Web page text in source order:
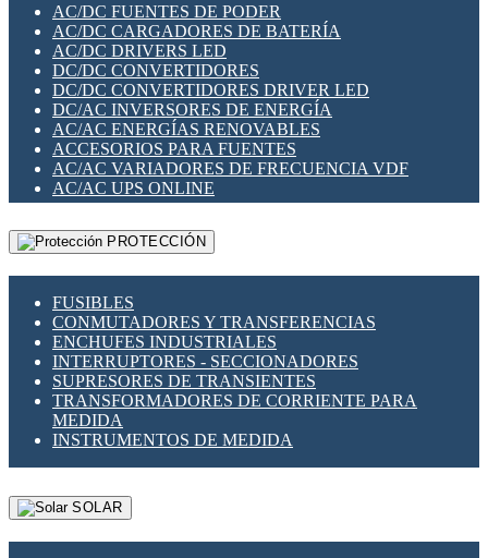
SWITCH Y MICROSWITCH
TARJETAS PI
UNIÓN Y DERIVACIÓN DE CABLE
PLACAS MODULARES IOT
SWITCHES Y REDES WIFI
SOLUCIONES IOT
SOLUCIONES LORAWAN
SOLUCIONES RED CELULAR
SEGURIDAD PARA REDES
SWITCHES LAN
TELEFONÍA IP (VOIP)
VIGILANCIA IP (CCTV)
MESHTASTIC
AC/DC FUENTES DE PODER
AC/DC CARGADORES DE BATERÍA
AC/DC DRIVERS LED
DC/DC CONVERTIDORES
DC/DC CONVERTIDORES DRIVER LED
DC/AC INVERSORES DE ENERGÍA
AC/AC ENERGÍAS RENOVABLES
ACCESORIOS PARA FUENTES
AC/AC VARIADORES DE FRECUENCIA VDF
AC/AC UPS ONLINE
PROTECCIÓN
FUSIBLES
CONMUTADORES Y TRANSFERENCIAS
ENCHUFES INDUSTRIALES
INTERRUPTORES - SECCIONADORES
SUPRESORES DE TRANSIENTES
TRANSFORMADORES DE CORRIENTE PARA
MEDIDA
INSTRUMENTOS DE MEDIDA
SOLAR